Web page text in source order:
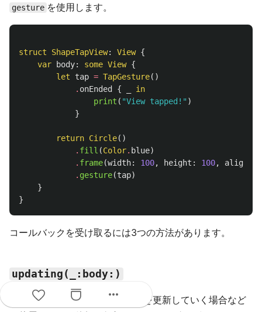
gesture を使用します。
struct ShapeTapView: View {
var
body: some View {
let
tap = TapGesture()
. onEnded {
in
print ( "View tapped!" )
}
return Circle()
. fill (Color. blue)
. frame(width: 100, height : 100,
. gesture(tap)
}
}
コールバックを受け取るには3つの方法があります。
updating(_:body:)
ジェスチャーの変化ごとにViewを更新していく場合など
more_horiz